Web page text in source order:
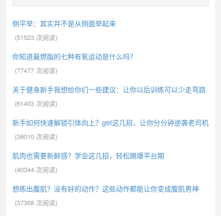
侧平举：其实并不是从侧面举起来
(51523 次阅读)
你知道最燃脂的七种有氧运动是什么吗？
(77477 次阅读)
关于健身新手我想给你们一些建议：让你以后训练可以少走弯路
(61403 次阅读)
新手如何快速解锁引体向上？get这几招，让你分分钟逆袭老司机
(38010 次阅读)
肌肉也需要新鲜感？学会这几招，轻松踢爆平台期
(40344 次阅读)
想练出腹肌？没有好的动作？这些动作都能让你变成腹肌男神
(37368 次阅读)